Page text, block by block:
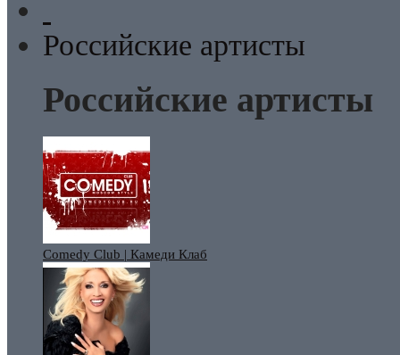
Российские артисты
Российские артисты
Comedy Club | Камеди Клаб